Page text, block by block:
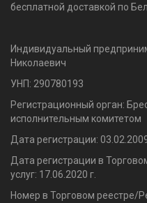
бесплатной доставкой по
Индивидуальный
Николаевич
УНП: 290780193
Регистрационный орган:
исполнительным комитетом
Дата регистрации:
Дата регистрации в
услуг: 17.06.2020 г.
Номер в Торговом реестре/